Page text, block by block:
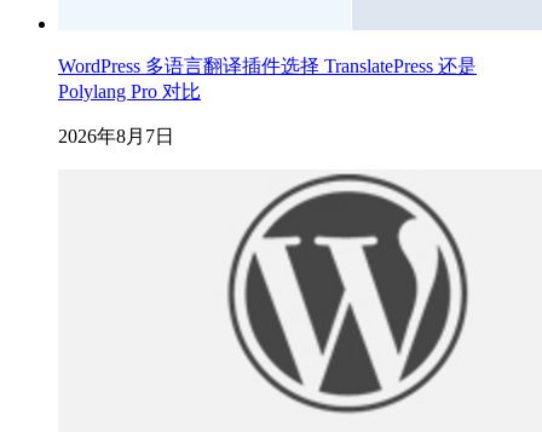
WordPress 多语言翻译插件选择 TranslatePress 还是
Polylang Pro 对比
2026年8月7日